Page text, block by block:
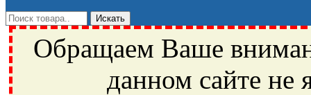
Обращаем Ваше
данном сайте не